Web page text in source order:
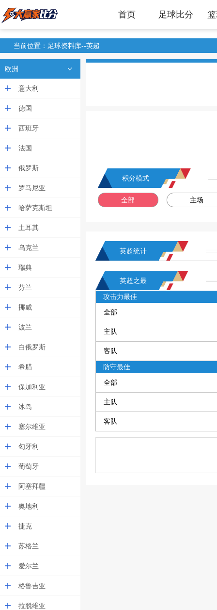
首页 足球比分
当前位置：足球资料库--英超
欧洲
意大利
德国
西班牙
法国
俄罗斯
罗马尼亚
哈萨克斯坦
土耳其
乌克兰
瑞典
芬兰
挪威
波兰
白俄罗斯
希腊
保加利亚
冰岛
塞尔维亚
匈牙利
葡萄牙
阿塞拜疆
奥地利
捷克
苏格兰
爱尔兰
格鲁吉亚
拉脱维亚
积分模式
全部 主场
英超统计
英超之最
攻击力最佳
全部
主队
客队
防守最佳
全部
主队
客队